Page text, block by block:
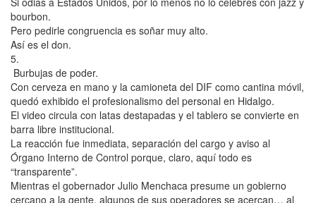
bourbon.
Pero pedirle congruencia es soñar muy alto.
Así es el don.
5.
Burbujas de poder.
Con cerveza en mano y la camioneta del DIF como cantina móvil,
quedó exhibido el profesionalismo del personal en Hidalgo.
El video circula con latas destapadas y el tablero se convierte en
barra libre institucional.
La reacción fue inmediata, separación del cargo y aviso al
Órgano Interno de Control porque, claro, aquí todo es
“transparente”.
Mientras el gobernador Julio Menchaca presume un gobierno
cercano a la gente, algunos de sus operadores se acercan… al